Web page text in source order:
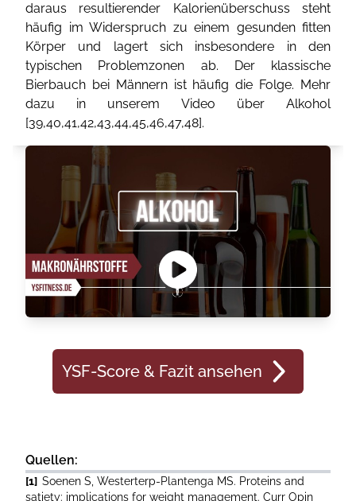
daraus resultierender Kalorienüberschuss steht
häufig im Widerspruch zu einem gesunden fitten
Körper und lagert sich insbesondere in den
typischen Problemzonen ab. Der klassische
Bierbauch bei Männern ist häufig die Folge. Mehr
dazu in unserem Video über Alkohol
[39,40,41,42,43,44,45,46,47,48].
YSF-Score & Fazit ansehen
Quellen:
[1] Soenen S, Westerterp-Plantenga MS. Proteins and
satiety: implications for weight management. Curr Opin